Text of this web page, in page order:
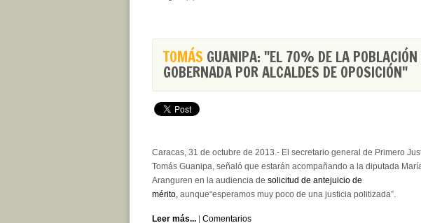
TOMÁS GUANIPA: "EL 70% DE LA POBLACIÓN
GOBERNADA POR ALCALDES DE OPOSICIÓN"
Caracas, 31 de octubre de 2013.- El secretario general de Primero
Tomás Guanipa, señaló que estarán acompañando a la diputada
Aranguren en la audiencia de solicitud de antejuicio de
mérito, aunque“esperamos muy poco de una justicia politizada”.
Leer más... Comentarios